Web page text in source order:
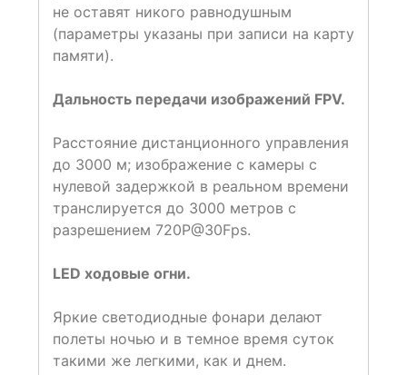
не оставят никого равнодушным
(параметры указаны при записи на карту
памяти).
Дальность передачи изображений FPV.
Расстояние дистанционного управления
до 3000 м; изображение с камеры с
нулевой задержкой в реальном времени
транслируется до 3000 метров с
разрешением 720P@30Fps.
LED ходовые огни.
Яркие светодиодные фонари делают
полеты ночью и в темное время суток
такими же легкими, как и днем.